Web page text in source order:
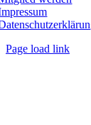
Page load link